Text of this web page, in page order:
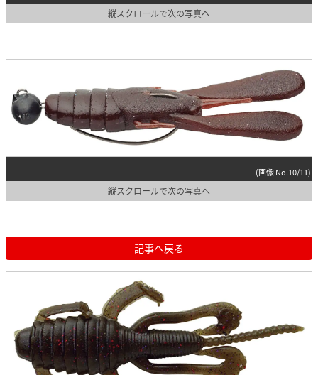
縦スクロールで次の写真へ
(画像 No.10/11)
縦スクロールで次の写真へ
記事へ戻る